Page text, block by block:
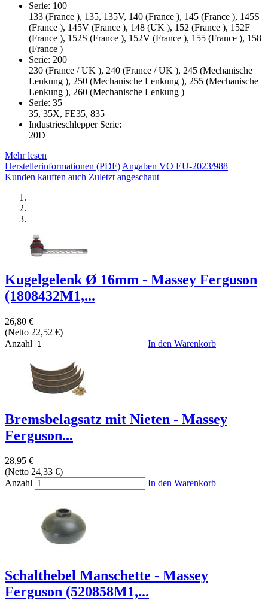
Serie: 100
133 (France ), 135, 135V, 140 (France ), 145 (France ), 145S
(France ), 145V (France ), 148 (UK ), 152 (France ), 152F
(France ), 152S (France ), 152V (France ), 155 (France ), 158
(France )
Serie: 200
230 (France / UK ), 240 (France / UK ), 245 (Mechanische
Lenkung ), 250 (Mechanische Lenkung ), 255 (Mechanische
Lenkung ), 260 (Mechanische Lenkung )
Serie: 35
35, 35X, FE35, 835
Industrieschlepper Serie:
20D
Mehr lesen
Herstellerinformationen (PDF)Angaben VO EU-2023/988
Kunden kauften auch Zuletzt angeschaut
Kugelgelenk Ø 16mm - Massey Ferguson
(1808432M1,...
26,80 €
(Netto 22,52 €)
Anzahl
In den Warenkorb
Bremsbelagsatz mit Nieten - Massey
Ferguson...
28,95 €
(Netto 24,33 €)
Anzahl
In den Warenkorb
Schalthebel Manschette - Massey
Ferguson (520858M1,...